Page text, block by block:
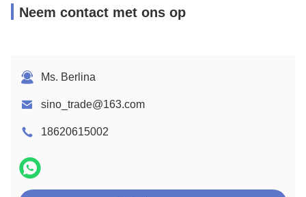
Neem contact met ons op
Ms. Berlina
sino_trade@163.com
18620615002